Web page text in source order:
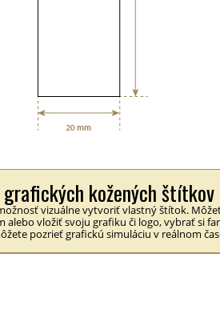
kožených štítkov
vizuálne vytvoriť vlastný štítok.
alebo vložiť svoju grafiku či logo, vybrať si
pozrieť grafickú simuláciu v reálnom